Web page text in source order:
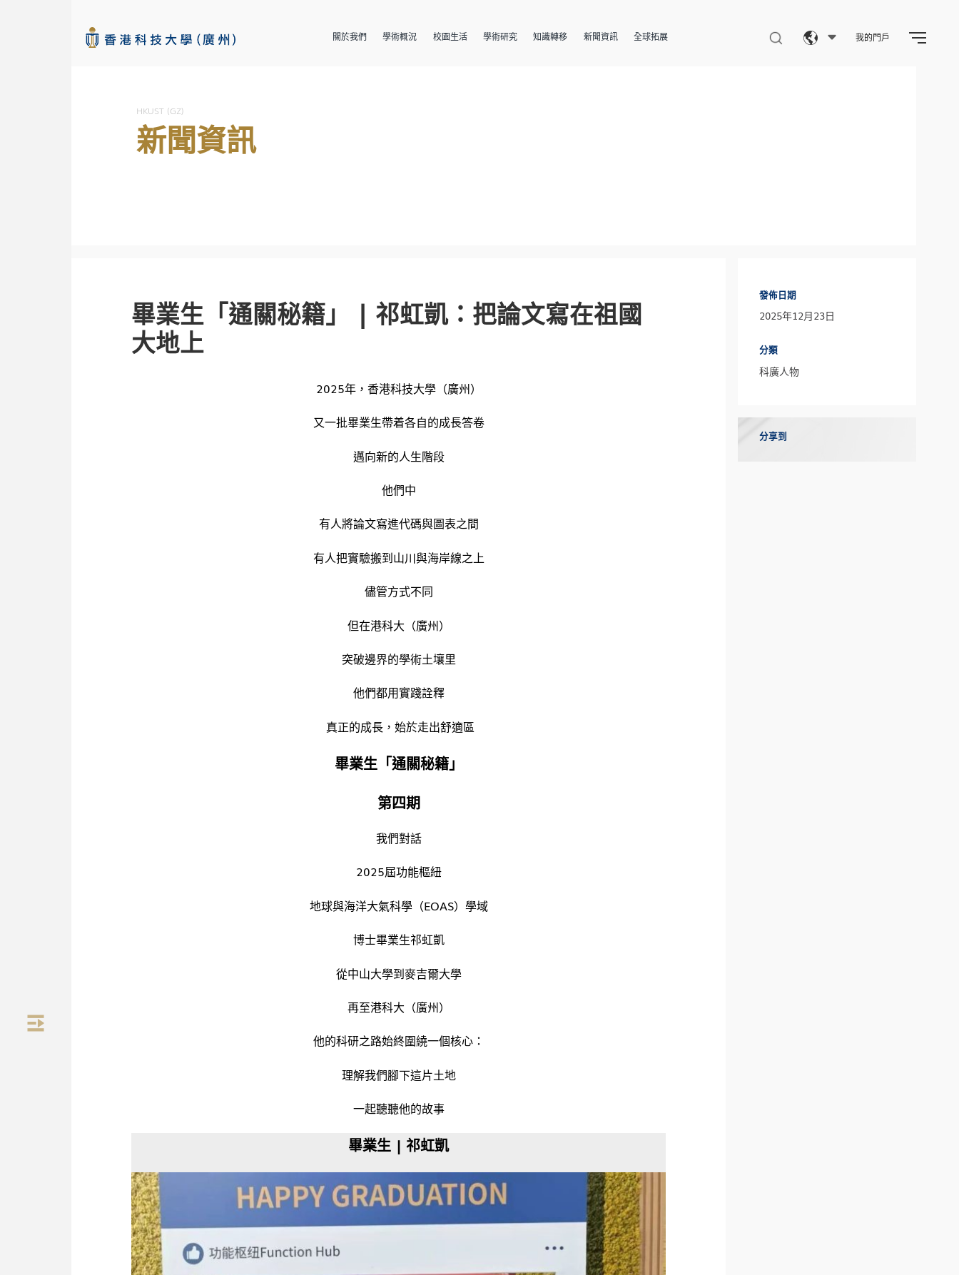
關於我們 學術概況 校園生活 學術研究 知識轉移 新聞資訊 全球拓展 我的門戶
HKUST (GZ)
新聞資訊
畢業生「通關秘籍」 | 祁虹凱：把論文寫在祖國
大地上
2025年，香港科技大學（廣州）
又一批畢業生帶着各自的成長答卷
邁向新的人生階段
他們中
有人將論文寫進代碼與圖表之間
有人把實驗搬到山川與海岸線之上
儘管方式不同
但在港科大（廣州）
突破邊界的學術土壤里
他們都用實踐詮釋
真正的成長，始於走出舒適區
畢業生「通關秘籍」
第四期
我們對話
2025屆功能樞紐
地球與海洋大氣科學（EOAS）學域
博士畢業生祁虹凱
從中山大學到麥吉爾大學
再至港科大（廣州）
他的科研之路始終圍繞一個核心：
理解我們腳下這片土地
一起聽聽他的故事
畢業生 | 祁虹凱
發佈日期
2025年12月23日
分類
科廣人物
分享到